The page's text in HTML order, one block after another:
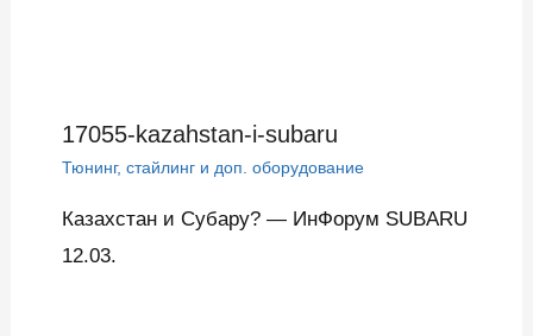
17055-kazahstan-i-subaru
Тюнинг, стайлинг и доп. оборудование
Казахстан и Субару? — ИнФорум SUBARU
12.03.